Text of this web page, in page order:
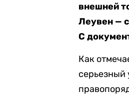
внешней
Леувен —
С
Как